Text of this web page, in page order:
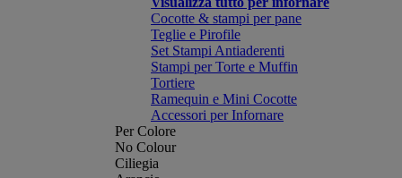
Cocotte & stampi per pane
Teglie e Pirofile
Set Stampi Antiaderenti
Stampi per Torte e Muffin
Tortiere
Ramequin e Mini Cocotte
Accessori per Infornare
Per Colore
No Colour
Ciliegia